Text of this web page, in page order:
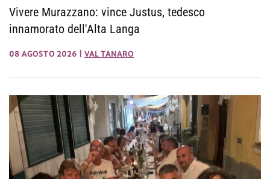
Vivere Murazzano: vince Justus, tedesco
innamorato dell'Alta Langa
08 AGOSTO 2026 VAL TANARO